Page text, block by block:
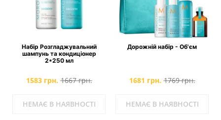
Набір Розгладжувальний
шампунь та кондиціонер
2*250 мл
1583 грн. 1667 грн.
НЕМАЄ В НАЯВНОСТІ
Дорожній набір - Об'єм
1681 грн. 1769 грн.
НЕМАЄ В НАЯВНОСТІ